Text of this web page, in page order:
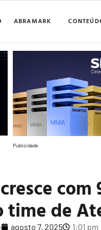
ABRAMARK
Publicidade
com
time de
agosto 7, 2025 1:01 pm